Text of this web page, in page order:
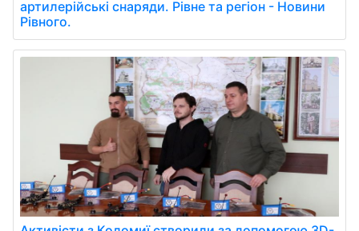
артилерійські снаряди. Рівне та регіон - Новини
Рівного.